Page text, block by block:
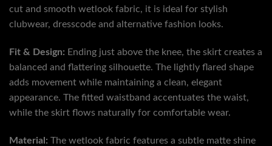
cut and smooth wetlook fabric, it is ideal for stylish
clubwear, dresscode and alternative fashion looks.
Fit & Design: Ending just above the knee, the skirt creates a
balanced and flattering silhouette. The lightly flared shape
adds movement while maintaining a clean, elegant
appearance. The fitted waistband accentuates the waist,
while the skirt flows naturally for comfortable wear.
Material: The wetlook fabric features a subtle matte shine